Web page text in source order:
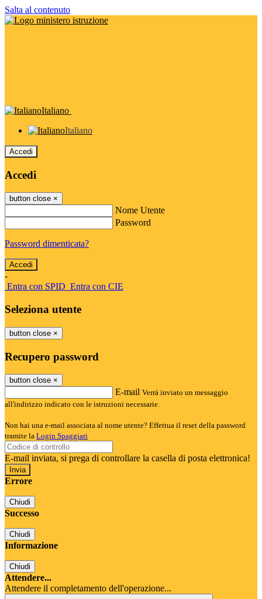
Salta al contenuto
Italiano
Italiano
Accedi
Accedi
button close ×
Nome Utente
Password
Password dimenticata?
-
Entra con SPID Entra con CIE
Seleziona utente
button close ×
Recupero password
button close ×
E-mail Verrà inviato un messaggio
all'indirizzo indicato con le istruzioni necessarie.
Non hai una e-mail associata al nome utente? Effettua il reset della password
tramite la Login Spaggiari
E-mail inviata, si prega di controllare la casella di posta elettronica!
Errore
Chiudi
Successo
Chiudi
Informazione
Chiudi
Attendere...
Attendere il completamento dell'operazione...